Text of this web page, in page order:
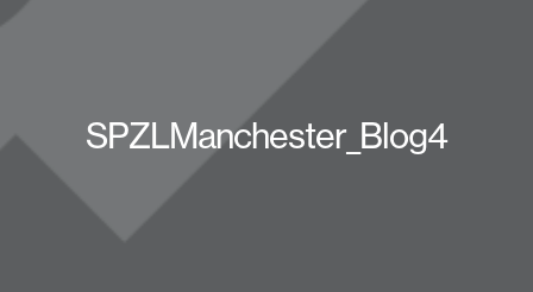
SPZLManchester_Blog4